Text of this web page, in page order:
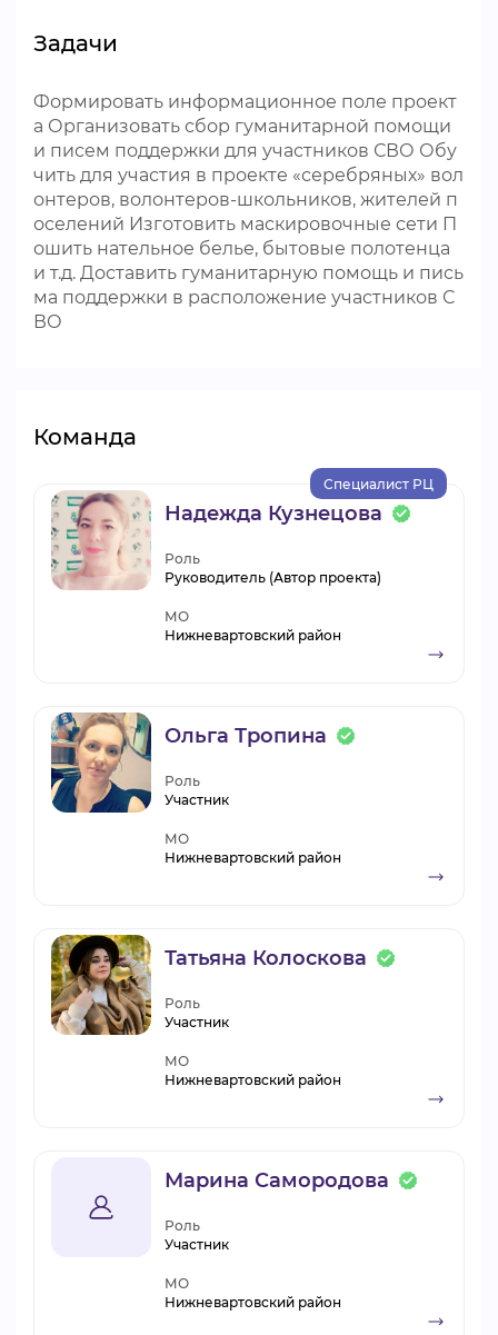
Задачи
Формировать информационное поле проект
а Организовать сбор гуманитарной помощи
и писем поддержки для участников СВО Обу
чить для участия в проекте «серебряных» вол
онтеров, волонтеров-школьников, жителей п
оселений Изготовить маскировочные сети П
ошить нательное белье, бытовые полотенца
и т.д. Доставить гуманитарную помощь и пись
ма поддержки в расположение участников С
ВО
Команда
Надежда Кузнецова
Специалист РЦ
Роль
Руководитель (Автор проекта)
МО
Нижневартовский район
Ольга Тропина
Роль
Участник
МО
Нижневартовский район
Татьяна Колоскова
Роль
Участник
МО
Нижневартовский район
Марина Самородова
Роль
Участник
МО
Нижневартовский район